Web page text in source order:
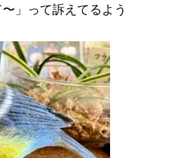
」って訴えてるよう